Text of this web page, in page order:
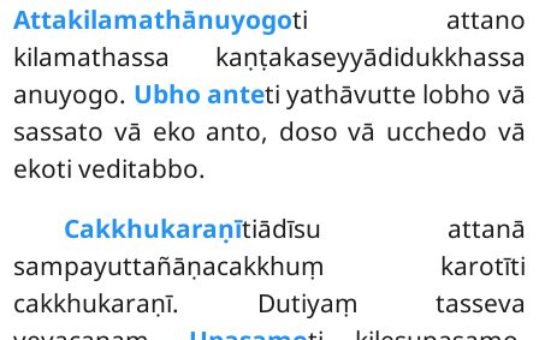
Attakilamathānuyogoti attano
kilamathassa kaṇṭakaseyyādidukkhassa
anuyogo. Ubho anteti yathāvutte lobho vā
sassato vā eko anto, doso vā ucchedo vā
ekoti veditabbo.
Cakkhukaraṇītiādīsu attanā
sampayuttañāṇacakkhuṃ karotīti
cakkhukaraṇī. Dutiyaṃ tasseva